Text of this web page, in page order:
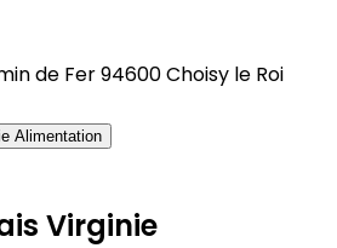
de Fer 94600 Choisy le Roi
Alimentation
Virginie